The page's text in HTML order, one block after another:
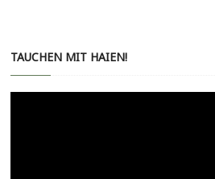
TAUCHEN MIT HAIEN!